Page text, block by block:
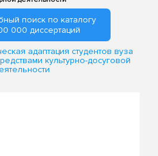
поиск по каталогу
000 диссертаций
адаптация студентов вуза
культурно-досуговой